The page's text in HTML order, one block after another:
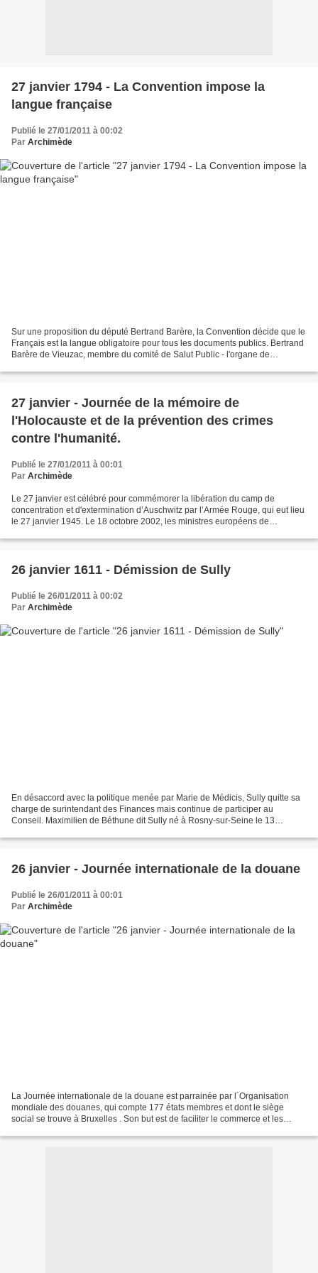
27 janvier 1794 - La Convention impose la
langue française
Publié le 27/01/2011 à 00:02
Par Archimède
Sur une proposition du député Bertrand Barère, la Convention décide que le
Français est la langue obligatoire pour tous les documents publics. Bertrand
Barère de Vieuzac, membre du comité de Salut Public - l'organe de
27 janvier - Journée de la mémoire de
l'Holocauste et de la prévention des crimes
contre l'humanité.
Publié le 27/01/2011 à 00:01
Par Archimède
Le 27 janvier est célébré pour commémorer la libération du camp de
concentration et d'extermination d’Auschwitz par l’Armée Rouge, qui eut lieu
le 27 janvier 1945. Le 18 octobre 2002, les ministres européens de
26 janvier 1611 - Démission de Sully
Publié le 26/01/2011 à 00:02
Par Archimède
En désaccord avec la politique menée par Marie de Médicis, Sully quitte sa
charge de surintendant des Finances mais continue de participer au
Conseil. Maximilien de Béthune dit Sully né à Rosny-sur-Seine le 13
26 janvier - Journée internationale de la douane
Publié le 26/01/2011 à 00:01
Par Archimède
La Journée internationale de la douane est parrainée par l´Organisation
mondiale des douanes, qui compte 177 états membres et dont le siège
social se trouve à Bruxelles . Son but est de faciliter le commerce et les